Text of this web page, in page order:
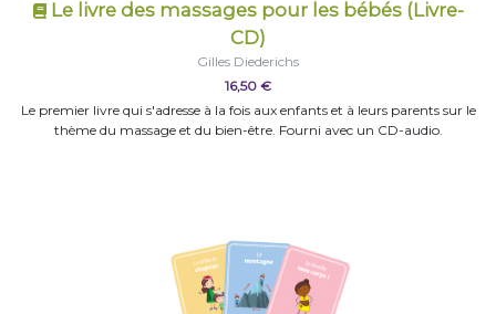
Le livre des massages pour les bébés (Livre-
CD)
Gilles Diederichs
16,50 €
Le premier livre qui s'adresse à la fois aux enfants et à leurs parents sur le
thème du massage et du bien-être. Fourni avec un CD-audio.